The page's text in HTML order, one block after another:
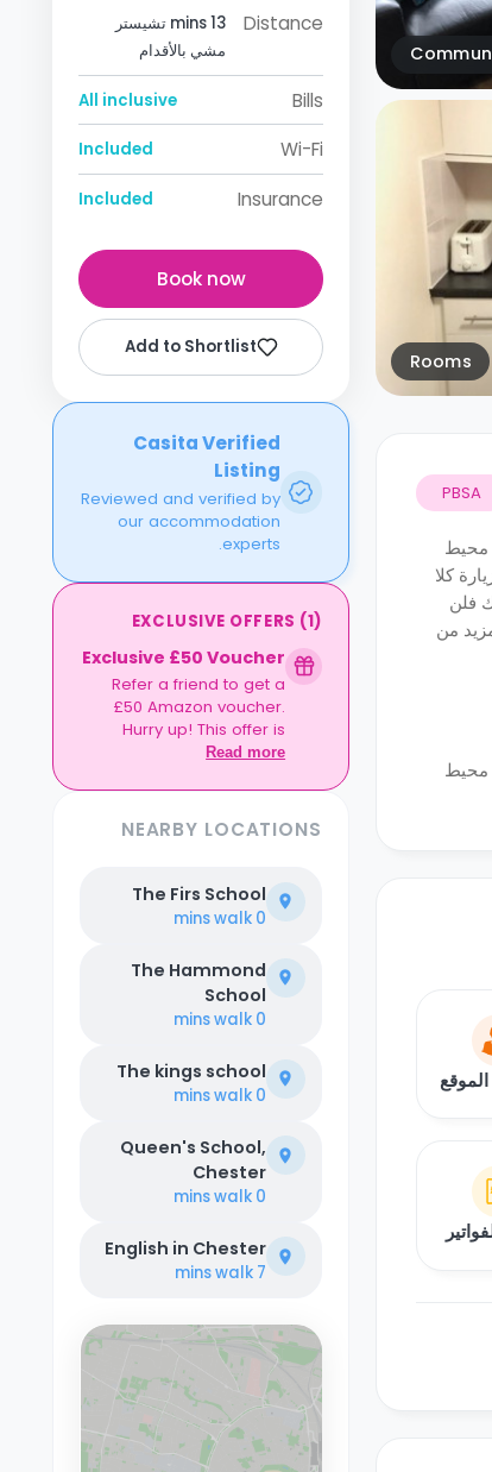
Rooms
PBSA
محيط
كلا
فلن
من
محيط
Distance
13 mins تشيستر
مشي بالأقدام
Bills
All inclusive
Wi-Fi
Included
Insurance
Included
Book now
Add to Shortlist
Casita Verified
Listing
Reviewed and verified by
our accommodation
experts.
EXCLUSIVE OFFERS (1)
Exclusive £50 Voucher
Refer a friend to get a
£50 Amazon voucher.
Hurry up! This offer is
exclusive to Casita.
Read more
NEARBY LOCATIONS
The Firs School
0 mins
walk
The Hammond
School
0 mins
walk
The kings school
0 mins
walk
Queen's School,
Chester
0 mins
walk
English in Chester
7 mins
walk